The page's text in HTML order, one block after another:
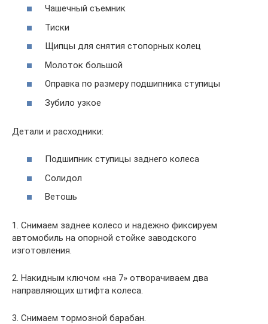
Чашечный съемник
Тиски
Щипцы для снятия стопорных колец
Молоток большой
Оправка по размеру подшипника ступицы
Зубило узкое
Детали и расходники:
Подшипник ступицы заднего колеса
Солидол
Ветошь
1. Снимаем заднее колесо и надежно фиксируем
автомобиль на опорной стойке заводского
изготовления.
2. Накидным ключом «на 7» отворачиваем два
направляющих штифта колеса.
3. Снимаем тормозной барабан.